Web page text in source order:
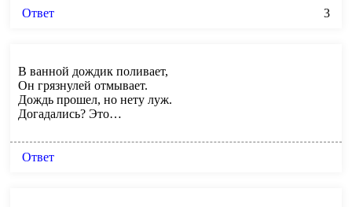
Ответ 3
В ванной дождик поливает,
Он грязнулей отмывает.
Дождь прошел, но нету луж.
Догадались? Это…
Ответ